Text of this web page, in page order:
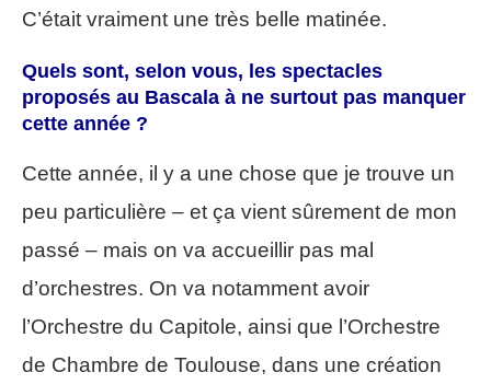
C’était vraiment une très belle matinée.
Quels sont, selon vous, les spectacles
proposés au Bascala à ne surtout pas manquer
cette année ?
Cette année, il y a une chose que je trouve un
peu particulière – et ça vient sûrement de mon
passé – mais on va accueillir pas mal
d’orchestres. On va notamment avoir
l’Orchestre du Capitole, ainsi que l’Orchestre
de Chambre de Toulouse, dans une création